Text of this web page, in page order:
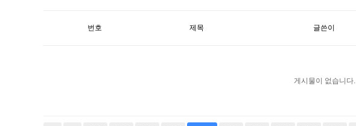
번호 제목 글쓴이
게시물이 없습니다.